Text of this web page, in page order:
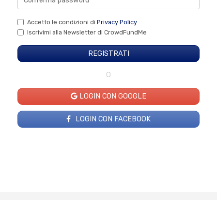
Accetto le condizioni di Privacy Policy
Iscrivimi alla Newsletter di CrowdFundMe
O
LOGIN CON GOOGLE
LOGIN CON FACEBOOK